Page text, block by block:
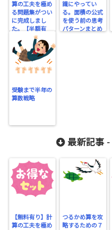
算の工夫を極め
る問題集がつい
に完成しまし
た。【半額有
識にやってい
る。面積の公式
を使う前の思考
パターンまとめ
受験まで半年の
算数戦略
最新記事 -
【無料有り】計
算の工夫を極め
つるかめ算を攻
略するための７